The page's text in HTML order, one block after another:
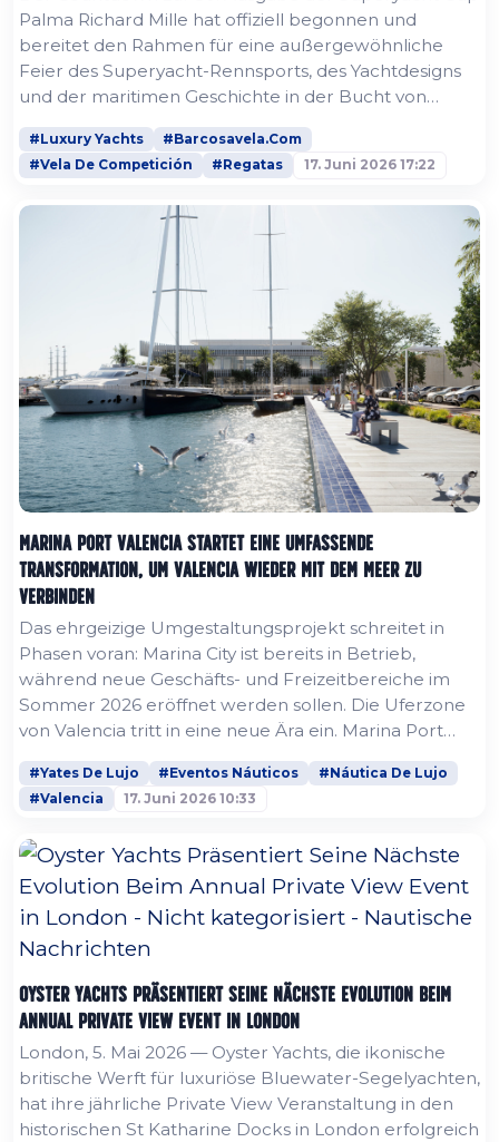
Palma Richard Mille hat offiziell begonnen und
bereitet den Rahmen für eine außergewöhnliche
Feier des Superyacht-Rennsports, des Yachtdesigns
und der maritimen Geschichte in der Bucht von
Palma. Dieses Jubiläum ist ein bedeutender
Meilenstein für Europas traditionsreichste
Superyacht-Regatta. Im Jahr 2026 wird die
Weltklasse-Wettbewerb mit der entspannten,...
#Luxury Yachts
#Barcosavela.Com
#Vela De Competición
#Regatas 17. Juni 2026 17:22
Marina Port Valencia startet eine umfassende
Transformation, um Valencia wieder mit dem Meer zu
verbinden
Das ehrgeizige Umgestaltungsprojekt schreitet in
Phasen voran: Marina City ist bereits in Betrieb,
während neue Geschäfts- und Freizeitbereiche im
Sommer 2026 eröffnet werden sollen. Die Uferzone
von Valencia tritt in eine neue Ära ein. Marina Port
Valencia, eines der ambitioniertesten Marina-
Entwicklungsprojekte, die derzeit im Mittelmeerraum
umgesetzt werden, hat offiziell damit begonnen, die
Transformationsplans zu...
#Yates De Lujo #Eventos Náuticos
#Náutica De Lujo
#Valencia
17. Juni 2026 10:33
Oyster Yachts Präsentiert Seine Nächste Evolution Beim
Annual Private View Event in London
London, 5. Mai 2026 — Oyster Yachts, die ikonische
britische Werft für luxuriöse Bluewater-Segelyachten,
hat ihre jährliche Private View Veranstaltung in den
historischen St Katharine Docks in London erfolgreich